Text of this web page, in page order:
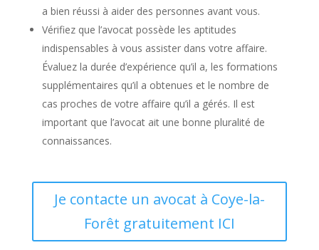
a bien réussi à aider des personnes avant vous.
Vérifiez que l’avocat possède les aptitudes
indispensables à vous assister dans votre affaire.
Évaluez la durée d’expérience qu’il a, les formations
supplémentaires qu’il a obtenues et le nombre de
cas proches de votre affaire qu’il a gérés. Il est
important que l’avocat ait une bonne pluralité de
connaissances.
Je contacte un avocat à Coye-la-
Forêt gratuitement ICI